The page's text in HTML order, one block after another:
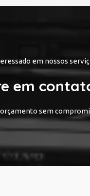
em nossos
em
orçamento sem